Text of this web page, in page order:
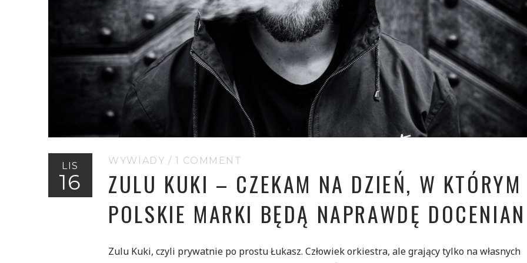
LIS
16
WYWIADY /1 COMMENT
ZULU KUKI – CZEKAM NA DZIEŃ, W KTÓRYM
POLSKIE MARKI BĘDĄ NAPRAWDĘ
Zulu Kuki, czyli prywatnie po prostu Łukasz. Człowiek orkiestra, ale grający tylko na własnych